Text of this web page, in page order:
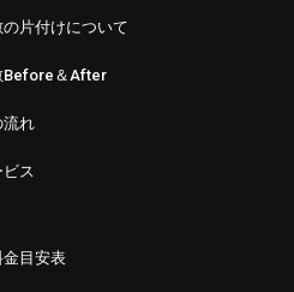
の片付けについて
Before＆After
流れ
ス
金目安表